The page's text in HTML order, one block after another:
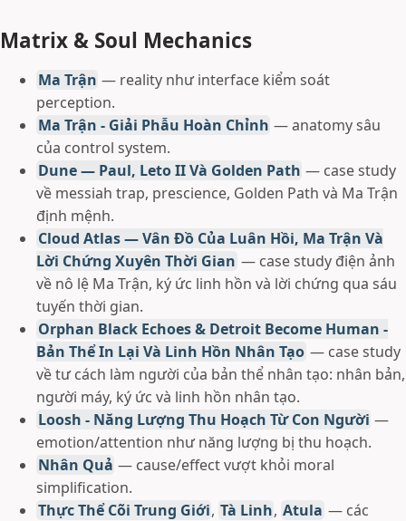
Matrix & Soul Mechanics
Ma Trận — reality như interface kiểm soát
perception.
Ma Trận - Giải Phẫu Hoàn Chỉnh — anatomy sâu
của control system.
Dune — Paul, Leto II Và Golden Path — case study
về messiah trap, prescience, Golden Path và Ma Trận
định mệnh.
Cloud Atlas — Vân Đồ Của Luân Hồi, Ma Trận Và
Lời Chứng Xuyên Thời Gian — case study điện ảnh
về nô lệ Ma Trận, ký ức linh hồn và lời chứng qua sáu
tuyến thời gian.
Orphan Black Echoes & Detroit Become Human -
Bản Thể In Lại Và Linh Hồn Nhân Tạo — case study
về tư cách làm người của bản thể nhân tạo: nhân bản,
người máy, ký ức và linh hồn nhân tạo.
Loosh - Năng Lượng Thu Hoạch Từ Con Người —
emotion/attention như năng lượng bị thu hoạch.
Nhân Quả — cause/effect vượt khỏi moral
simplification.
Thực Thể Cõi Trung Giới, Tà Linh, Atula — các